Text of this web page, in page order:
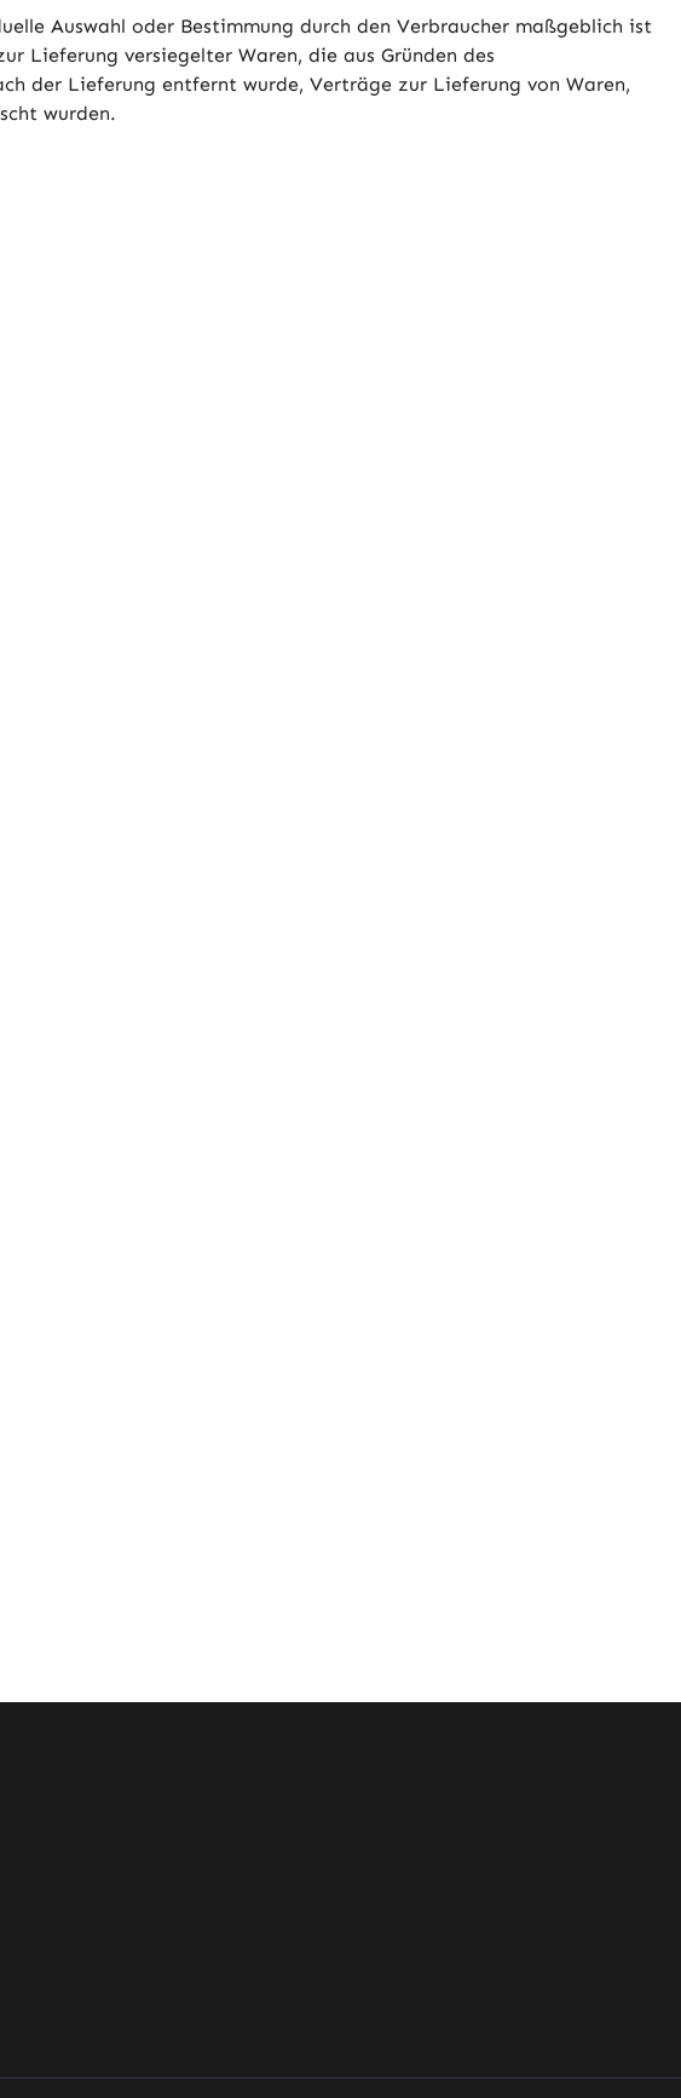
Auswahl oder Bestimmung durch den Verbraucher maßgeblich ist
Lieferung versiegelter Waren, die aus Gründen des
der Lieferung entfernt wurde, Verträge zur Lieferung von Waren,
wurden.